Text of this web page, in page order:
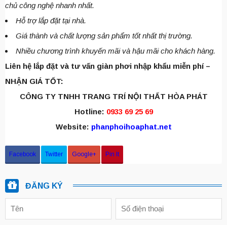
chủ công nghệ nhanh nhất.
Hỗ trợ lắp đặt tại nhà.
Giá thành và chất lượng sản phẩm tốt nhất thị trường.
Nhiều chương trình khuyến mãi và hậu mãi cho khách hàng.
Liên hệ lắp đặt và tư vấn giàn phơi nhập khẩu miễn phí –
NHẬN GIÁ TỐT:
CÔNG TY TNHH TRANG TRÍ NỘI THẤT HÒA PHÁT
Hotline: 0933 69 25 69
Website: phanphoihoaphat.net
Facebook Twitter Google+ Pin It
ĐĂNG KÝ